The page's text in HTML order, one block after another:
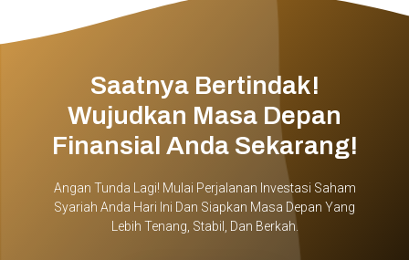
Saatnya Bertindak!
Wujudkan Masa Depan
Finansial Anda Sekarang!
Angan Tunda Lagi! Mulai Perjalanan Investasi Saham
Syariah Anda Hari Ini Dan Siapkan Masa Depan Yang
Lebih Tenang, Stabil, Dan Berkah.